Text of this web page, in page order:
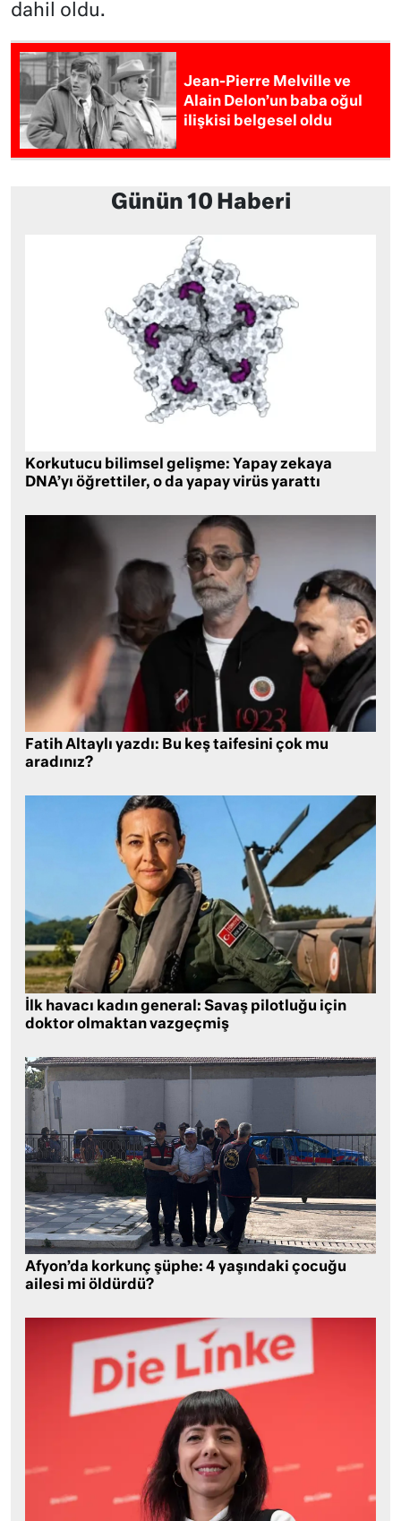
dahil oldu.
Jean-Pierre Melville ve
Alain Delon’un baba oğul
ilişkisi belgesel oldu
Günün 10 Haberi
Korkutucu bilimsel gelişme: Yapay zekaya
DNA’yı öğrettiler, o da yapay virüs yarattı
Fatih Altaylı yazdı: Bu keş taifesini çok mu
aradınız?
İlk havacı kadın general: Savaş pilotluğu için
doktor olmaktan vazgeçmiş
Afyon’da korkunç şüphe: 4 yaşındaki çocuğu
ailesi mi öldürdü?